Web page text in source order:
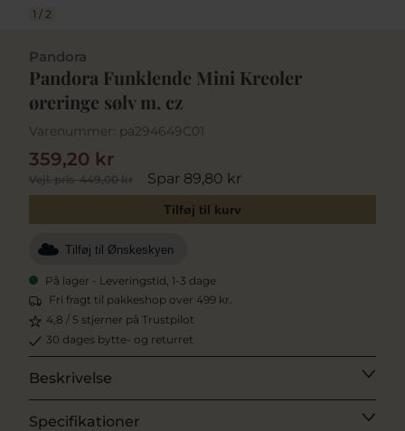
1 / 2
Pandora
Pandora Funklende Mini Kreoler
øreringe sølv m. cz
Varenummer: pa294649C01
Vejl. pris449,00 kr Spar 89,80 kr
359,20 kr
Tilføj til kurv
Tilføj til Ønskeskyen
På lager - Leveringstid, 1-3 dage
Fri fragt til pakkeshop over 499 kr.
4,8 / 5 stjerner på Trustpilot
30 dages bytte- og returret
Beskrivelse
Specifikationer